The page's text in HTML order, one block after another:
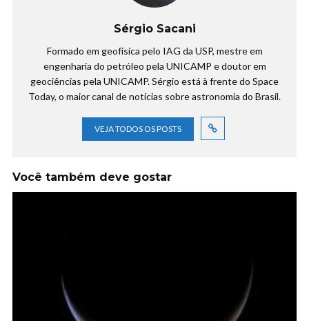
Sérgio Sacani
Formado em geofísica pelo IAG da USP, mestre em
engenharia do petróleo pela UNICAMP e doutor em
geociências pela UNICAMP. Sérgio está à frente do Space
Today, o maior canal de notícias sobre astronomia do Brasil.
VEJA TODOS OS POSTS
Você também deve gostar